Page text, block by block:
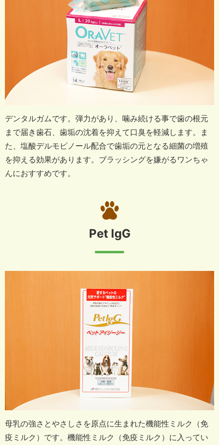
デンタルガムです。 弾力があり、噛み続ける事で歯の根元
まで届き歯石、歯垢の沈着を抑えて口臭を軽減します。
ま
た、塩酸デルモピノール配合で歯垢の元となる細菌の増殖
を抑える効果があります。 ブラッシングを嫌がるワンちゃ
んにおすすめです。
Pet IgG
母乳の強さとやさしさを原点に生まれた機能性ミルク（免
疫ミルク）です。 機能性ミルク（免疫ミルク）に入ってい